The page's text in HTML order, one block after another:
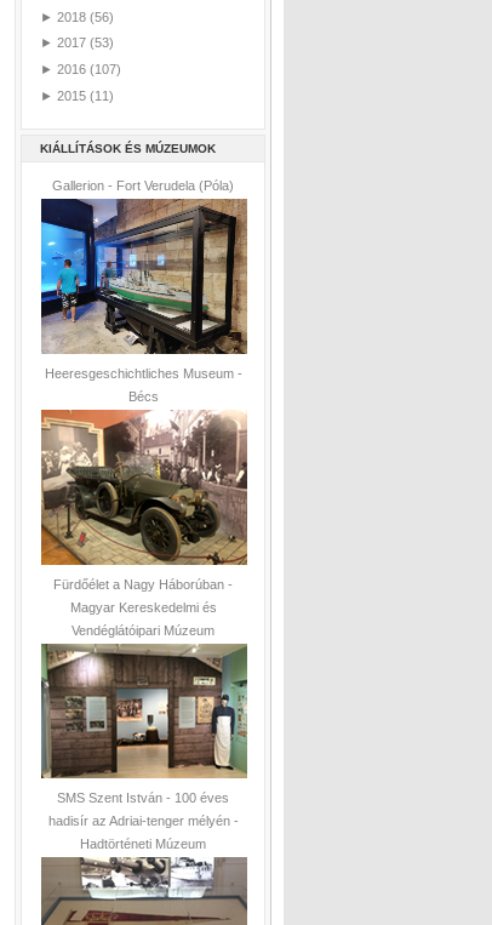
► 2018 (56)
► 2017 (53)
► 2016 (107)
► 2015 (11)
KIÁLLÍTÁSOK ÉS MÚZEUMOK
Gallerion - Fort Verudela (Póla)
Heeresgeschichtliches Museum -
Bécs
Fürdőélet a Nagy Háborúban -
Magyar Kereskedelmi és
Vendéglátóipari Múzeum
SMS Szent István - 100 éves
hadisír az Adriai-tenger mélyén -
Hadtörténeti Múzeum